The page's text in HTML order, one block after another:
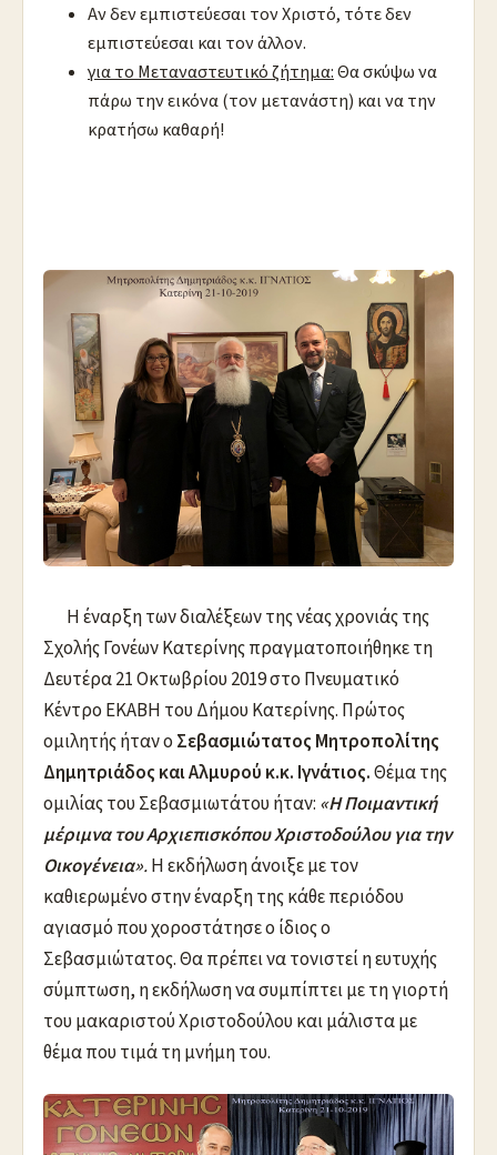
Αν δεν εμπιστεύεσαι τον Χριστό, τότε δεν
εμπιστεύεσαι και τον άλλον.
για το Μεταναστευτικό ζήτημα:Θα σκύψω να
πάρω την εικόνα (τον μετανάστη) και να την
κρατήσω καθαρή!
Η έναρξη των διαλέξεων της νέας χρονιάς της
Σχολής Γονέων Κατερίνης πραγματοποιήθηκε τη
Δευτέρα 21 Οκτωβρίου 2019 στο Πνευματικό
Κέντρο ΕΚΑΒΗ του Δήμου Κατερίνης. Πρώτος
ομιλητής ήταν ο Σεβασμιώτατος Μητροπολίτης
Δημητριάδος και Αλμυρού κ.κ. Ιγνάτιος.Θέμα της
ομιλίας του Σεβασμιωτάτου ήταν: «Η Ποιμαντική
μέριμνα του Αρχιεπισκόπου Χριστοδούλου για την
Οικογένεια».Η εκδήλωση άνοιξε με τον
καθιερωμένο στην έναρξη της κάθε περιόδου
αγιασμό που χοροστάτησε ο ίδιος ο
Σεβασμιώτατος. Θα πρέπει να τονιστεί η ευτυχής
σύμπτωση, η εκδήλωση να συμπίπτει με τη γιορτή
του μακαριστού Χριστοδούλου και μάλιστα με
θέμα που τιμά τη μνήμη του.